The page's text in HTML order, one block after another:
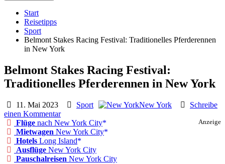
Start
Reisetipps
Sport
Belmont Stakes Racing Festival: Traditionelles Pferderennen
in New York
Belmont Stakes Racing Festival:
Traditionelles Pferderennen in New York
11. Mai 2023 Sport New York
Schreibe
einen Kommentar
Anzeige
Flüge nach New York City
Mietwagen New York City
Hotels Long Island
Ausflüge New York City
Pauschalreisen New York City